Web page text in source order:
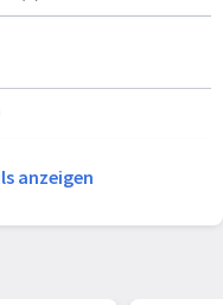
anzeigen